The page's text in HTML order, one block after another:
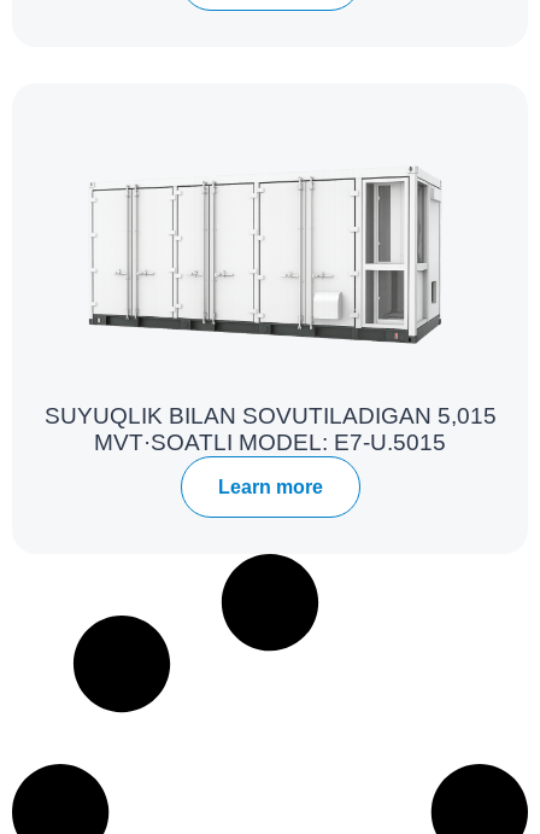
SUYUQLIK BILAN SOVUTILADIGAN 5,015
MVT·SOATLI MODEL: E7-U.5015
Learn more